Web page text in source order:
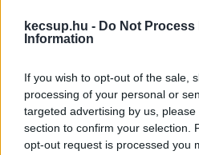
kecsup.hu - Do Not Process
Information
If you wish to opt-out of the sale,
processing of your personal or
targeted advertising by us,
section to confirm your selection.
opt-out request is processed you